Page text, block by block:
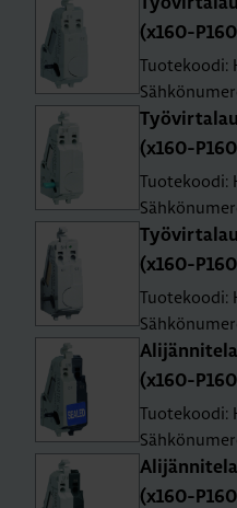
(x160-
Tuotekoodi:
(x160-
Tuotekoodi:
(x160-
Tuotekoodi:
(x160-
Tuotekoodi:
(x160-